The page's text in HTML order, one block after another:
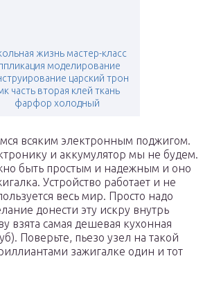
жизнь мастер-класс
моделирование
царский трон
часть вторая клей ткань
фарфор холодный
всяким электронным поджигом.
и аккумулятор мы не будем.
быть простым и надежным и оно
Устройство работает и не
весь мир. Просто надо
донести эту искру внутрь
взята самая дешевая кухонная
Поверьте, пьезо узел на такой
зажигалке один и тот